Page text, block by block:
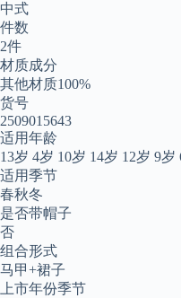
中式
件数
2件
材质成分
其他材质100%
货号
2509015643
适用年龄
13岁 4岁 10岁 14岁 12岁 9
适用季节
春秋冬
是否带帽子
否
组合形式
马甲+裙子
上市年份季节